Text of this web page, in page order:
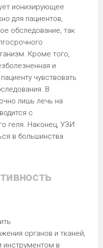
ионизирующее
для пациентов,
обследование, так
Кроме того,
и
чувствовать
В
лишь лечь на
с
геля. Наконец, УЗИ
в большинства
органов и тканей,
инструментом в